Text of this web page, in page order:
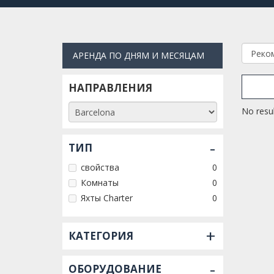
АРЕНДА ПО ДНЯМ И МЕСЯЦАМ
НАПРАВЛЕНИЯ
ТИП -
свойства
0
Комнаты
0
Яхты Charter
0
КАТЕГОРИЯ +
ОБОРУДОВАНИЕ -
No